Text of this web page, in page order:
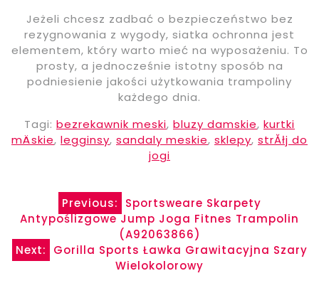
Jeżeli chcesz zadbać o bezpieczeństwo bez
rezygnowania z wygody, siatka ochronna jest
elementem, który warto mieć na wyposażeniu. To
prosty, a jednocześnie istotny sposób na
podniesienie jakości użytkowania trampoliny
każdego dnia.
Tagi: bezrekawnik meski, bluzy damskie, kurtki
mÄskie, legginsy, sandaly meskie, sklepy, strĂłj do
jogi
Nawigacja
wpisu
Previous:
Sportsweare Skarpety
Antypoślizgowe Jump Joga Fitnes Trampolin
(A92063866)
Next:
Gorilla Sports Ławka Grawitacyjna Szary
Wielokolorowy